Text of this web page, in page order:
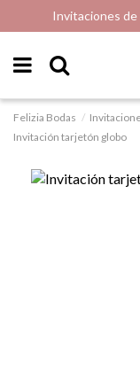
Invitaciones de
Felizia Bodas
Invitación tarjetón globo